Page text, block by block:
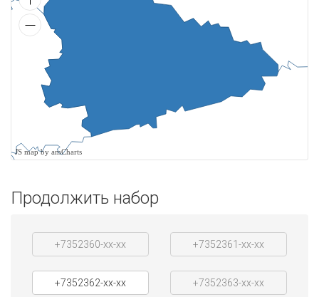
JS map by amCharts
Продолжить набор
+7352360-xx-xx +7352361-xx-xx
+7352362-xx-xx +7352363-xx-xx